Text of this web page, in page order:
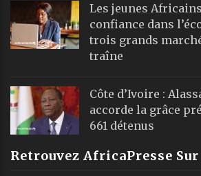
Les jeunes
confiance dans
trois grands
traîne
Côte d’Ivoire :
accorde la grâce
661 détenus
Retrouvez AfricaPresse Sur